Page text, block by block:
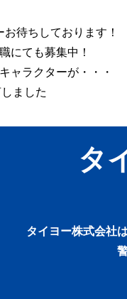
待ちしております！
にても募集中！
ャラクターが・・・
ました
タ
タイヨー株式会社